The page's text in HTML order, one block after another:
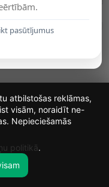
0
pasūtījumus
0
atbilstošas reklāmas,
visām, noraidīt ne-
Nepieciešamās
politikā.